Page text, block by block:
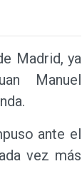
Madrid, ya
Manuel
ante el
vez más